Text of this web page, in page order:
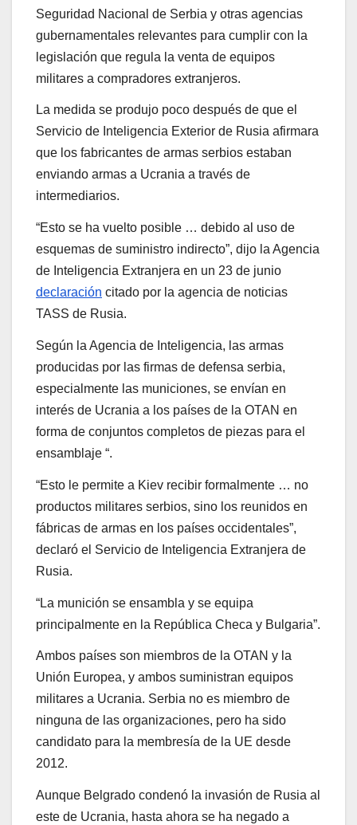
Seguridad Nacional de Serbia y otras agencias
gubernamentales relevantes para cumplir con la
legislación que regula la venta de equipos
militares a compradores extranjeros.
La medida se produjo poco después de que el
Servicio de Inteligencia Exterior de Rusia afirmara
que los fabricantes de armas serbios estaban
enviando armas a Ucrania a través de
intermediarios.
“Esto se ha vuelto posible … debido al uso de
esquemas de suministro indirecto”, dijo la Agencia
de Inteligencia Extranjera en un 23 de junio
declaración citado por la agencia de noticias
TASS de Rusia.
Según la Agencia de Inteligencia, las armas
producidas por las firmas de defensa serbia,
especialmente las municiones, se envían en
interés de Ucrania a los países de la OTAN en
forma de conjuntos completos de piezas para el
ensamblaje “.
“Esto le permite a Kiev recibir formalmente … no
productos militares serbios, sino los reunidos en
fábricas de armas en los países occidentales”,
declaró el Servicio de Inteligencia Extranjera de
Rusia.
“La munición se ensambla y se equipa
principalmente en la República Checa y Bulgaria”.
Ambos países son miembros de la OTAN y la
Unión Europea, y ambos suministran equipos
militares a Ucrania. Serbia no es miembro de
ninguna de las organizaciones, pero ha sido
candidato para la membresía de la UE desde
2012.
Aunque Belgrado condenó la invasión de Rusia al
este de Ucrania, hasta ahora se ha negado a